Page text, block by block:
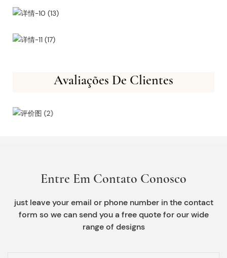
Avaliações De Clientes
Entre Em Contato Conosco
just leave your email or phone number in the contact
form so we can send you a free quote for our wide
range of designs